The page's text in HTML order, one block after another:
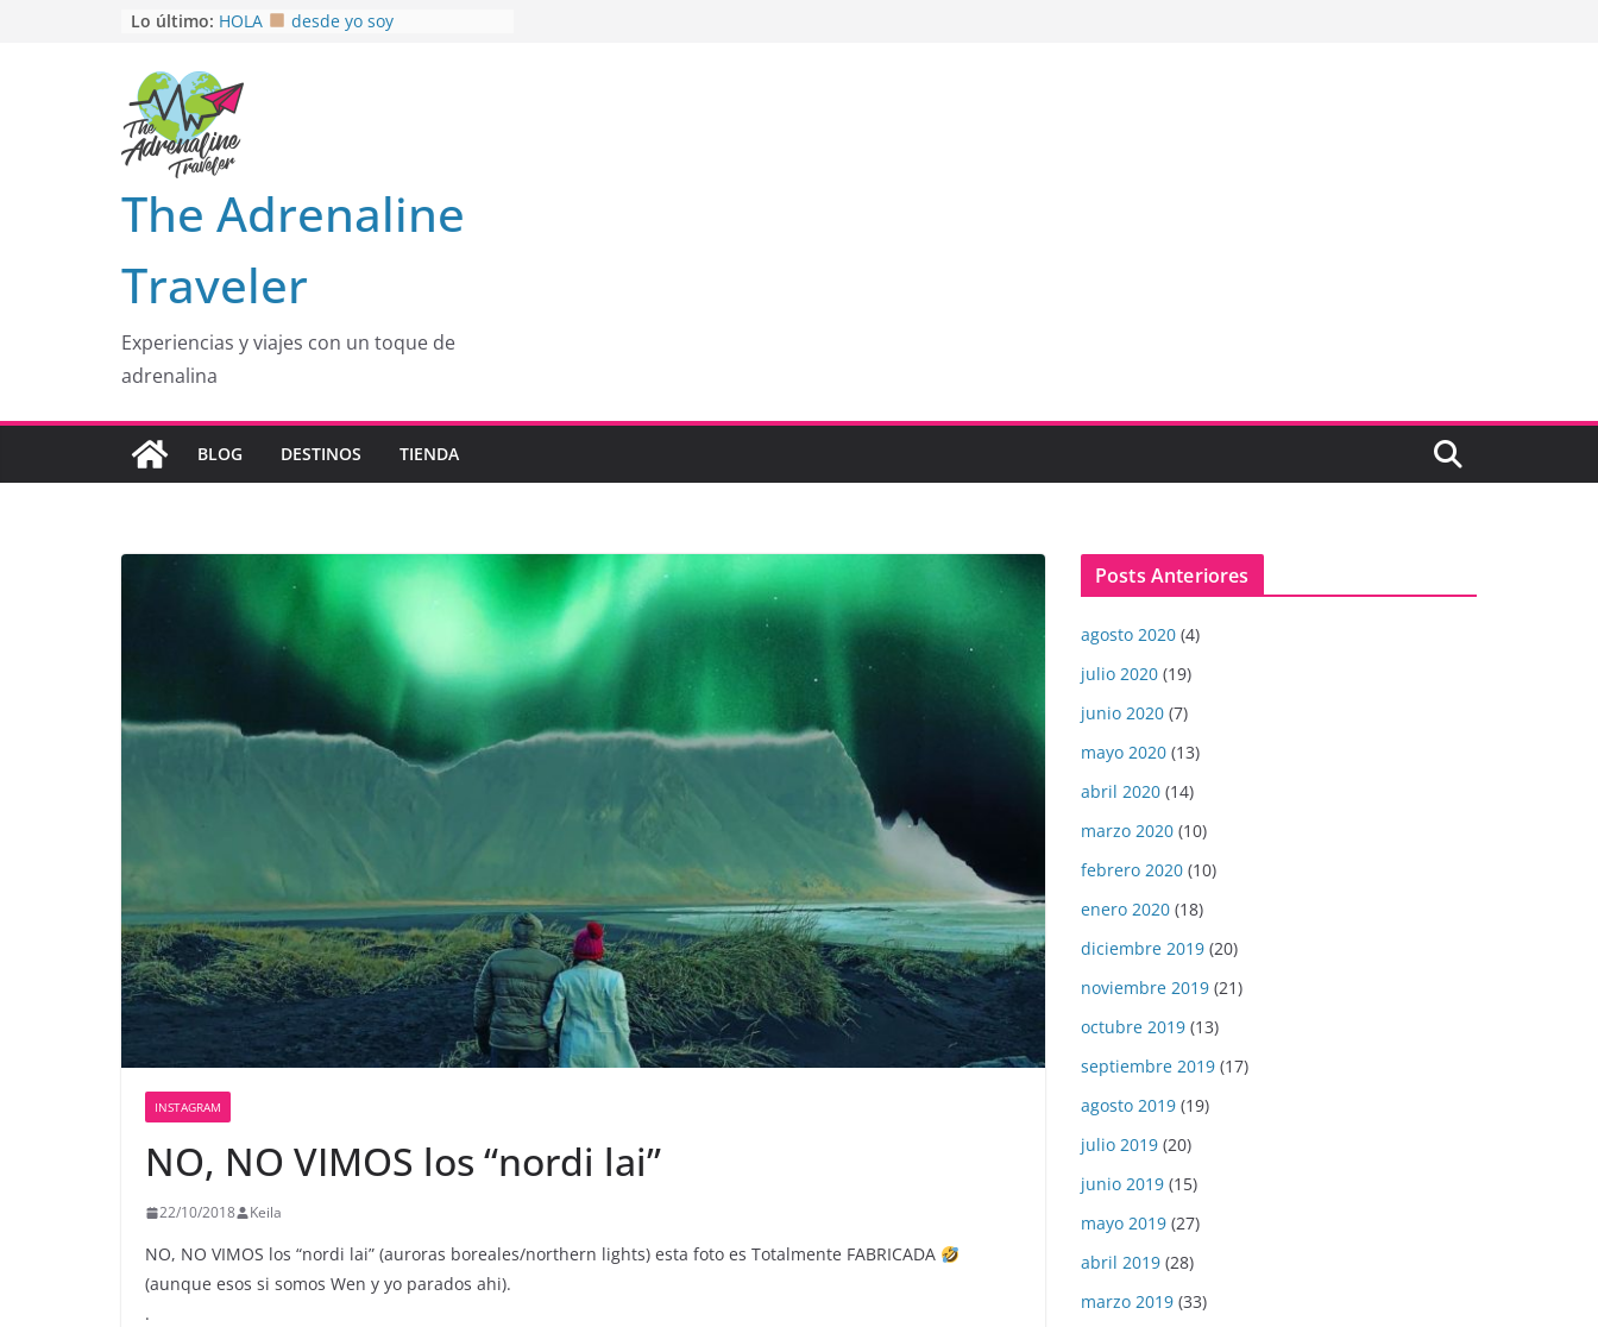
Lo último: MULITO!
venia
opción
HOSPEDAJE AL NATURALSHH !!
En
The Adrenaline
Traveler
Experiencias y viajes con un toque de
adrenalina
BLOG DESTINOS TIENDA
INSTAGRAM
NO, NO VIMOS los “nordi lai”
22/10/2018 Keila
NO, NO VIMOS los “nordi lai” (auroras boreales/northern lights) esta foto es Totalmente FABRICADA
(aunque esos si somos Wen y yo parados ahi).
.
Posts Anteriores
agosto 2020 (4)
julio 2020 (19)
junio 2020 (7)
mayo 2020 (13)
abril 2020 (14)
marzo 2020 (10)
febrero 2020 (10)
enero 2020 (18)
diciembre 2019 (20)
noviembre 2019 (21)
octubre 2019 (13)
septiembre 2019 (17)
agosto 2019 (19)
julio 2019 (20)
junio 2019 (15)
mayo 2019 (27)
abril 2019 (28)
marzo 2019 (33)